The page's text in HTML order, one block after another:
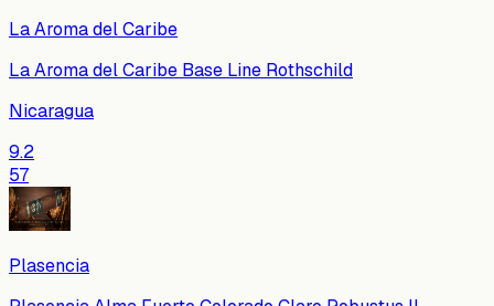
La Aroma del Caribe
La Aroma del Caribe Base Line Rothschild
Nicaragua
9.2
57
Plasencia